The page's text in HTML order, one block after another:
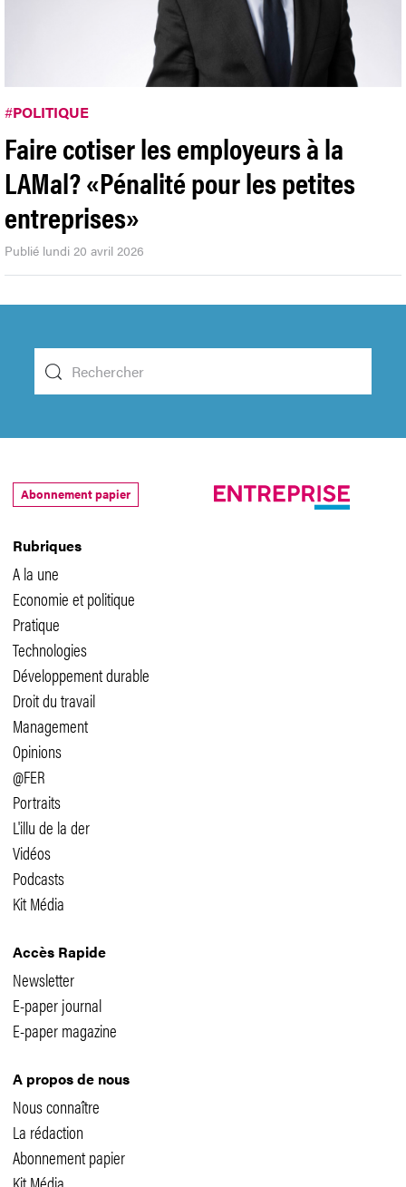
#POLITIQUE
Faire cotiser les employeurs à la
LAMal? «Pénalité pour les petites
entreprises»
Publié lundi 20 avril 2026
Rubriques
A la une
Economie et politique
Pratique
Technologies
Développement durable
Droit du travail
Management
Opinions
@FER
Portraits
L'illu de la der
Vidéos
Podcasts
Kit Média
Accès Rapide
Newsletter
E-paper journal
E-paper magazine
A propos de nous
Nous connaître
La rédaction
Abonnement papier
Abonnement papier